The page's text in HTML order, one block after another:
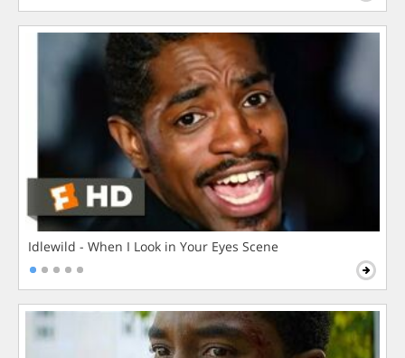
Idlewild - When I Look in Your Eyes Scene